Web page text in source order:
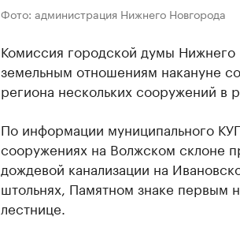
Фото: администрация Нижнего Новгорода
Комиссия городской думы
земельным отношениям накануне
региона нескольких сооружений в
По информации муниципального
сооружениях на Волжском склоне
дождевой канализации на
штольнях, Памятном знаке первым
лестнице.